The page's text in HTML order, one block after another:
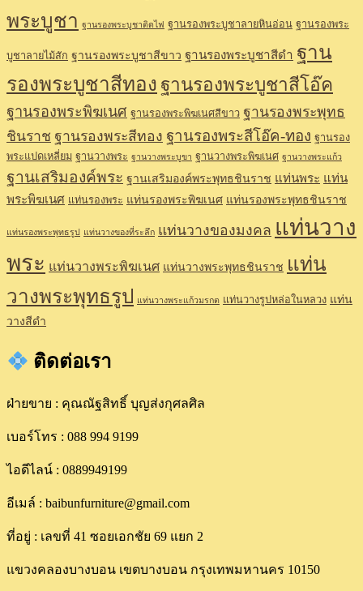
พระบูชา ฐานรองพระบูชาติดไฟ ฐานรองพระบูชาลายหินอ่อน ฐานรองพระ
บูชาลายไม้สัก ฐานรองพระบูชาสีขาว ฐานรองพระบูชาสีดำ ฐาน
รองพระบูชาสีทอง ฐานรองพระบูชาสีโอ๊ค
ฐานรองพระพิฆเนศ ฐานรองพระพิฆเนศสีขาว ฐานรองพระพุทธ
ชินราช ฐานรองพระสีทอง ฐานรองพระสีโอ๊ค-ทอง ฐานรอง
พระแปดเหลี่ยม ฐานวางพระ ฐานวางพระบูขา ฐานวางพระพิฆเนศ ฐานวางพระแก้ว
ฐานเสริมองค์พระ ฐานเสริมองค์พระพุทธชินราช แท่นพระ แท่น
พระพิฆเนศ แท่นรองพระ แท่นรองพระพิฆเนศ แท่นรองพระพุทธชินราช
แท่นรองพระพุทธรูป แท่นวางของที่ระลึก แท่นวางของมงคล แท่นวาง
พระ แท่นวางพระพิฆเนศ แท่นวางพระพุทธชินราช แท่น
วางพระพุทธรูป แท่นวางพระแก้วมรกต แท่นวางรูปหล่อในหลวง แท่น
วางสีดำ
ติดต่อเรา
ฝ่ายขาย : คุณณัฐสิทธิ์ บุญส่งกุศลศิล
เบอร์โทร : 088 994 9199
ไอดีไลน์ : 0889949199
อีเมล์ : baibunfurniture@gmail.com
ที่อยู่ : เลขที่ 41 ซอยเอกชัย 69 แยก 2
แขวงคลองบางบอน เขตบางบอน กรุงเทพมหานคร 10150